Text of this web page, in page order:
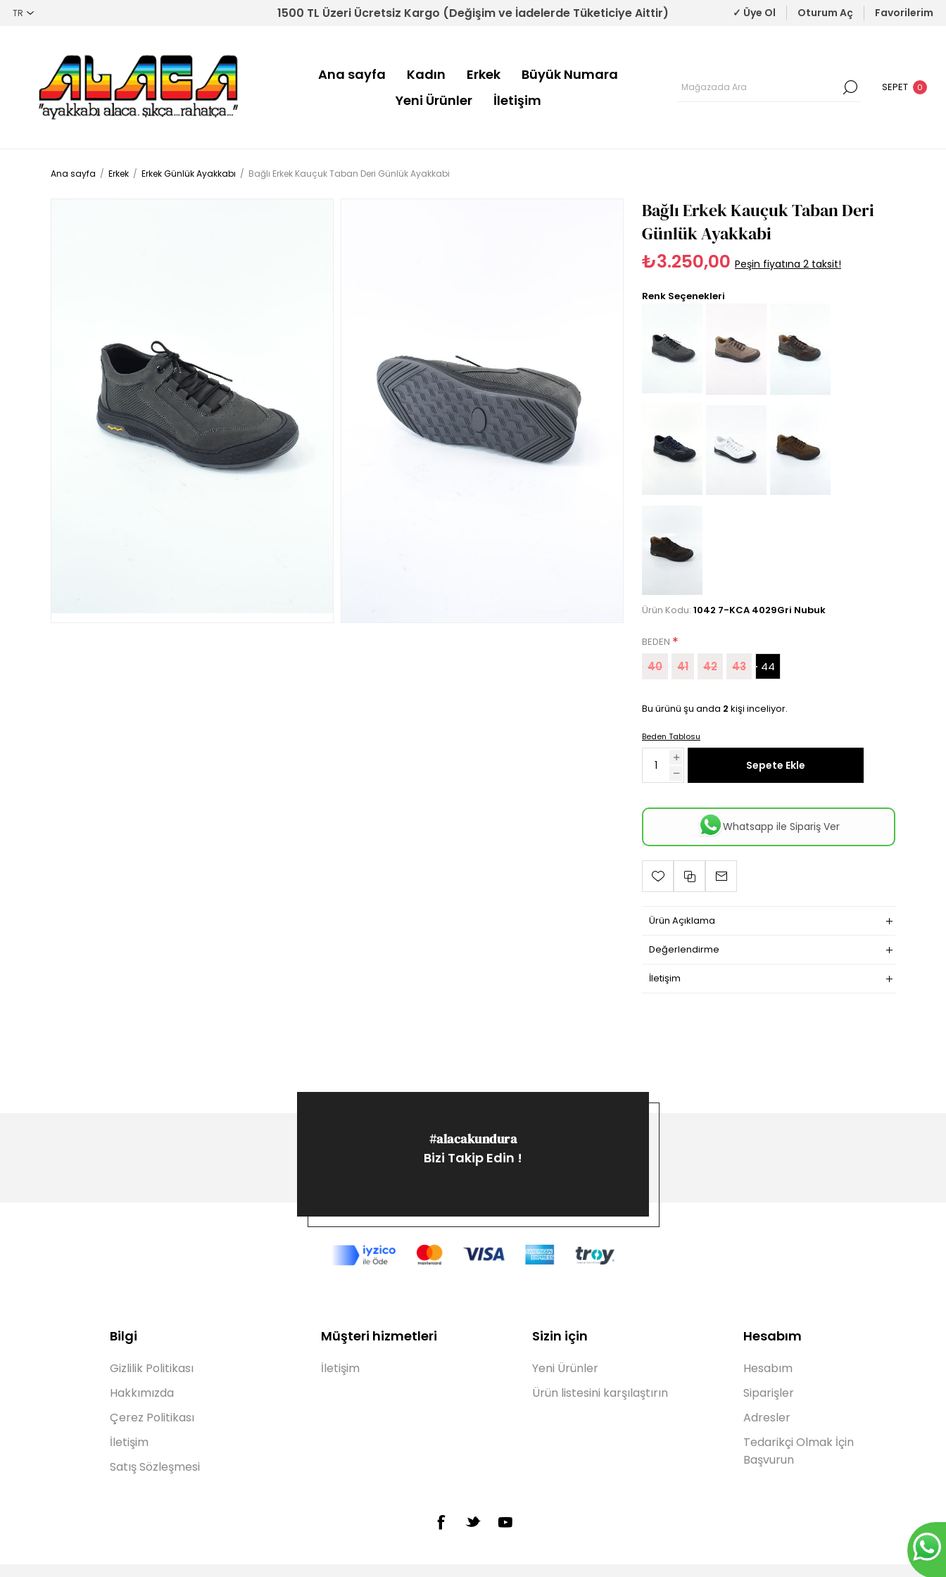
1500 TL Üzeri Ücretsiz Kargo (Değişim ve İadelerde Tüketiciye Aittir) ✓ Üye Ol Oturum Aç Favorilerim
Ana sayfa Kadın Erkek
Büyük Numara
Yeni Ürünler
İletişim
SEPET 0
Ana sayfa / Erkek / Erkek Günlük Ayakkabı / Bağlı Erkek Kauçuk Taban Deri Günlük Ayakkabi
Bağlı Erkek Kauçuk Taban Deri
Günlük Ayakkabi
₺3.250,00 Peşin fiyatına 2 taksit!
Renk Seçenekleri
Ürün Kodu: 1042 7-KCA 4029Gri Nubuk
BEDEN *
40 41 42 43 44
Bu ürünü şu anda 2 kişi inceliyor.
Beden Tablosu
Sepete Ekle
Whatsapp ile Sipariş Ver
Ürün Açıklama
Değerlendirme
İletişim
#alacakundura
Bizi Takip Edin !
Bilgi
Gizlilik Politikası
Hakkımızda
Çerez Politikası
İletişim
Satış Sözleşmesi
Müşteri hizmetleri
İletişim
Sizin için
Yeni Ürünler
Ürün listesini karşılaştırın
Hesabım
Hesabım
Siparişler
Adresler
Tedarikçi Olmak İçin
Başvurun